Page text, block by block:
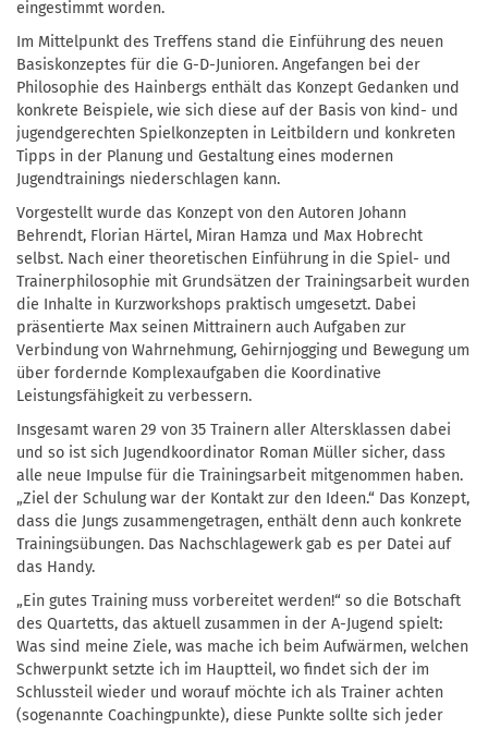
eingestimmt worden.
Im Mittelpunkt des Treffens stand die Einführung des neuen
Basiskonzeptes für die G-D-Junioren. Angefangen bei der
Philosophie des Hainbergs enthält das Konzept Gedanken und
konkrete Beispiele, wie sich diese auf der Basis von kind- und
jugendgerechten Spielkonzepten in Leitbildern und konkreten
Tipps in der Planung und Gestaltung eines modernen
Jugendtrainings niederschlagen kann.
Vorgestellt wurde das Konzept von den Autoren Johann
Behrendt, Florian Härtel, Miran Hamza und Max Hobrecht
selbst. Nach einer theoretischen Einführung in die Spiel- und
Trainerphilosophie mit Grundsätzen der Trainingsarbeit wurden
die Inhalte in Kurzworkshops praktisch umgesetzt. Dabei
präsentierte Max seinen Mittrainern auch Aufgaben zur
Verbindung von Wahrnehmung, Gehirnjogging und Bewegung um
über fordernde Komplexaufgaben die Koordinative
Leistungsfähigkeit zu verbessern.
Insgesamt waren 29 von 35 Trainern aller Altersklassen dabei
und so ist sich Jugendkoordinator Roman Müller sicher, dass
alle neue Impulse für die Trainingsarbeit mitgenommen haben.
„Ziel der Schulung war der Kontakt zur den Ideen.“ Das Konzept,
dass die Jungs zusammengetragen, enthält denn auch konkrete
Trainingsübungen. Das Nachschlagewerk gab es per Datei auf
das Handy.
„Ein gutes Training muss vorbereitet werden!“ so die Botschaft
des Quartetts, das aktuell zusammen in der A-Jugend spielt:
Was sind meine Ziele, was mache ich beim Aufwärmen, welchen
Schwerpunkt setzte ich im Hauptteil, wo findet sich der im
Schlussteil wieder und worauf möchte ich als Trainer achten
(sogenannte Coachingpunkte), diese Punkte sollte sich jeder